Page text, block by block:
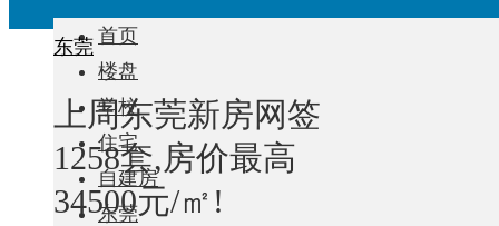
首页
楼盘
学校
住宅
自建房
东莞
东莞
上周东莞新房网签
1258套,房价最高
34500元/㎡!